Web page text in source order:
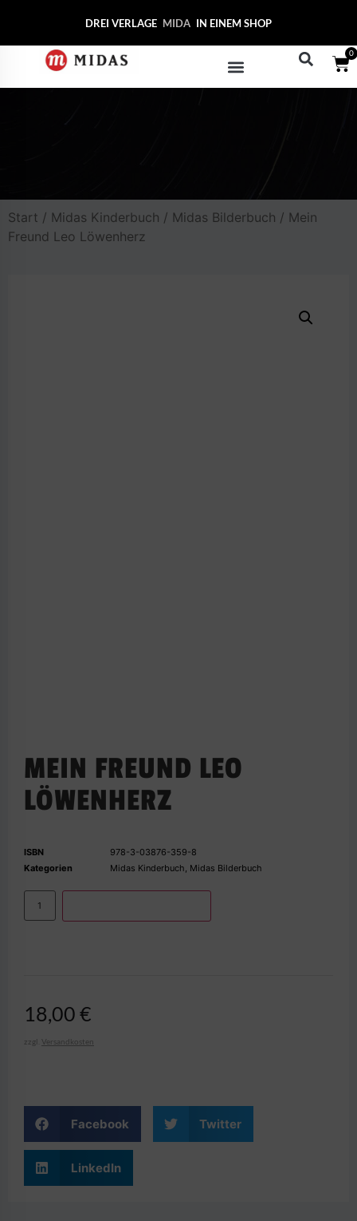
DREI VERLAGE MIDAS COLL IN EINEM SHOP
0
Start / Midas Kinderbuch / Midas Bilderbuch / Mein
Freund Leo Löwenherz
MEIN FREUND LEO
LÖWENHERZ
ISBN
978-3-03876-359-8
Kategorien
Midas Kinderbuch, Midas Bilderbuch
18,00 €
zzgl. Versandkosten
Facebook Twitter
LinkedIn